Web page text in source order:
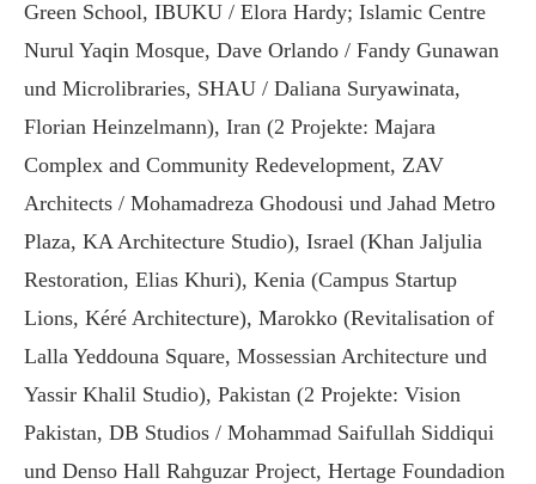
Green School, IBUKU / Elora Hardy; Islamic Centre
Nurul Yaqin Mosque, Dave Orlando / Fandy Gunawan
und Microlibraries, SHAU / Daliana Suryawinata,
Florian Heinzelmann), Iran (2 Projekte: Majara
Complex and Community Redevelopment, ZAV
Architects / Mohamadreza Ghodousi und Jahad Metro
Plaza, KA Architecture Studio), Israel (Khan Jaljulia
Restoration, Elias Khuri), Kenia (Campus Startup
Lions, Kéré Architecture), Marokko (Revitalisation of
Lalla Yeddouna Square, Mossessian Architecture und
Yassir Khalil Studio), Pakistan (2 Projekte: Vision
Pakistan, DB Studios / Mohammad Saifullah Siddiqui
und Denso Hall Rahguzar Project, Hertage Foundadion